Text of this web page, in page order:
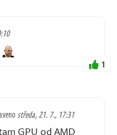
1
středa, 21. 7., 17:31
GPU od AMD